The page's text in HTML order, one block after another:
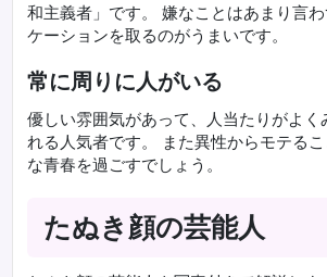
和主義者」です。 嫌なことはあまり言
ケーションを取るのがうまいです。
常に周りに人がいる
優しい雰囲気があって、人当たりがよく
れる人気者です。 また異性からモテる
な青春を過ごすでしょう。
たぬき顔の芸能人